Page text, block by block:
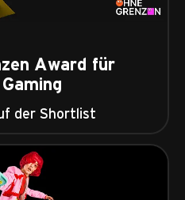
Award für
der Shortlist